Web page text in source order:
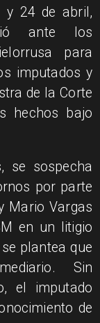
y 24 de abril,
ante los
para
imputados y
de la Corte
hechos bajo
se sospecha
por parte
Mario Vargas
en un litigio
plantea que
Sin
el imputado
de